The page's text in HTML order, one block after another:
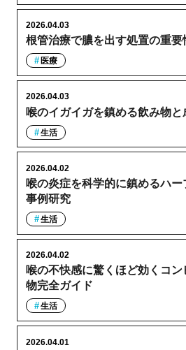
根管治療で膿を出す処置の重
2026.04.03
医療
喉のイガイガを鎮める飲み物
2026.04.03
生活
喉の炎症を科学的に鎮めるハ
事例研究
2026.04.02
生活
喉の不快感に驚くほど効くコ
物完全ガイド
2026.04.02
生活
2026.04.01